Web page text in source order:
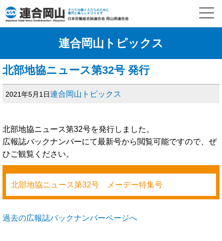
連合岡山トピックス
北部地協ニュース第32号 発行
2021年5月1日連合岡山トピックス
北部地協ニュース第32号を発行しました。
広報誌バックナンバーにて最新号から閲覧可能ですので、ぜ
ひご観覧ください。
北部地協ニュース第32号 メーデー特集号
過去の広報誌バックナンバーページへ